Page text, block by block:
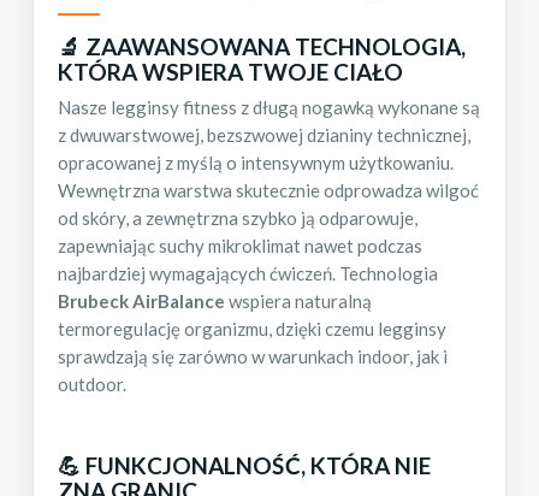
🔬 ZAAWANSOWANA TECHNOLOGIA,
KTÓRA WSPIERA TWOJE CIAŁO
Nasze legginsy fitness z długą nogawką wykonane są
z dwuwarstwowej, bezszwowej dzianiny technicznej,
opracowanej z myślą o intensywnym użytkowaniu.
Wewnętrzna warstwa skutecznie odprowadza wilgoć
od skóry, a zewnętrzna szybko ją odparowuje,
zapewniając suchy mikroklimat nawet podczas
najbardziej wymagających ćwiczeń. Technologia
Brubeck AirBalance wspiera naturalną
termoregulację organizmu, dzięki czemu legginsy
sprawdzają się zarówno w warunkach indoor, jak i
outdoor.
💪 FUNKCJONALNOŚĆ, KTÓRA NIE